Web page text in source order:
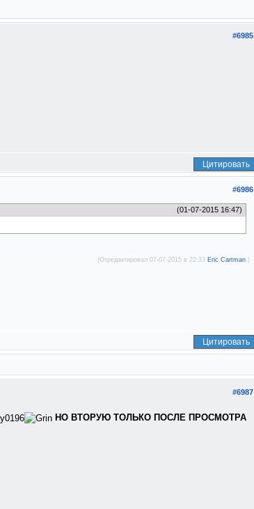
#6985
Цитировать
#6986
(01-07-2015 16:47)
(Отредактировал 07-07-2015 в 22:33 Eric Cartman.)
Цитировать
#6987
НО ВТОРУЮ ТОЛЬКО ПОСЛЕ ПРОСМОТРА